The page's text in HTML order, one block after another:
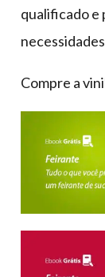
qualificado e
Compre a